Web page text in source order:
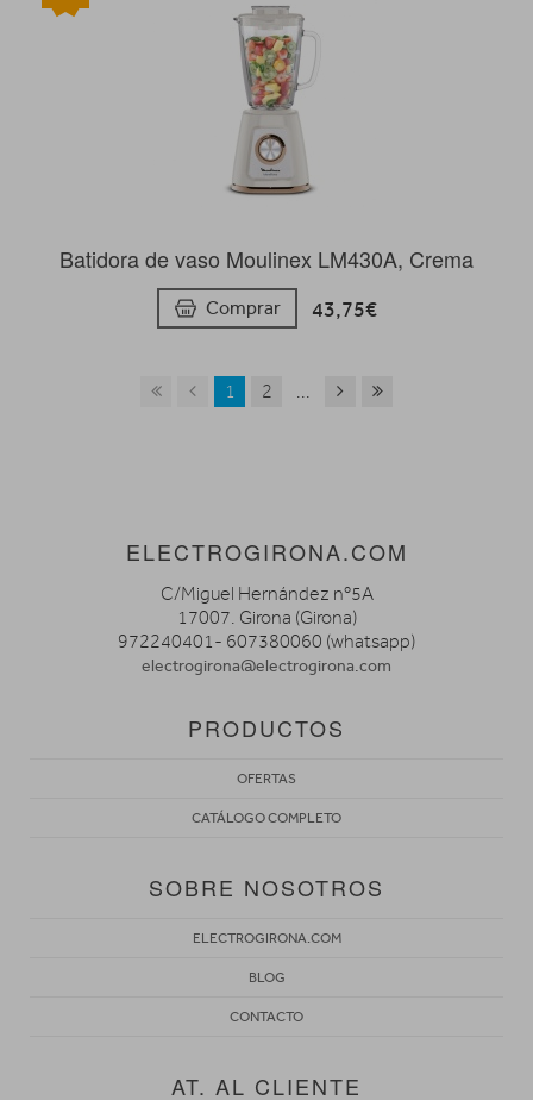
Batidora de vaso Moulinex LM430A, Crema
Comprar 43,75€
1 2 ...
ELECTROGIRONA.COM
C/Miguel Hernández nº5A
17007. Girona (Girona)
972240401- 607380060 (whatsapp)
electrogirona@electrogirona.com
PRODUCTOS
OFERTAS
CATÁLOGO COMPLETO
SOBRE NOSOTROS
ELECTROGIRONA.COM
BLOG
CONTACTO
AT. AL CLIENTE